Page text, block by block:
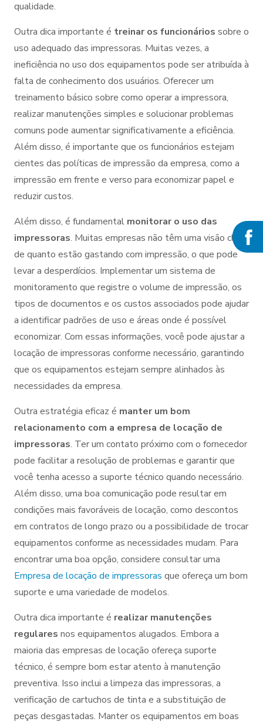
qualidade.
Outra dica importante é treinar os funcionários sobre o
uso adequado das impressoras. Muitas vezes, a
ineficiência no uso dos equipamentos pode ser atribuída à
falta de conhecimento dos usuários. Oferecer um
treinamento básico sobre como operar a impressora,
realizar manutenções simples e solucionar problemas
comuns pode aumentar significativamente a eficiência.
Além disso, é importante que os funcionários estejam
cientes das políticas de impressão da empresa, como a
impressão em frente e verso para economizar papel e
reduzir custos.
Além disso, é fundamental monitorar o uso das
impressoras. Muitas empresas não têm uma visão clara
de quanto estão gastando com impressão, o que pode
levar a desperdícios. Implementar um sistema de
monitoramento que registre o volume de impressão, os
tipos de documentos e os custos associados pode ajudar
a identificar padrões de uso e áreas onde é possível
economizar. Com essas informações, você pode ajustar a
locação de impressoras conforme necessário, garantindo
que os equipamentos estejam sempre alinhados às
necessidades da empresa.
Outra estratégia eficaz é manter um bom
relacionamento com a empresa de locação de
impressoras. Ter um contato próximo com o fornecedor
pode facilitar a resolução de problemas e garantir que
você tenha acesso a suporte técnico quando necessário.
Além disso, uma boa comunicação pode resultar em
condições mais favoráveis de locação, como descontos
em contratos de longo prazo ou a possibilidade de trocar
equipamentos conforme as necessidades mudam. Para
encontrar uma boa opção, considere consultar uma
Empresa de locação de impressoras que ofereça um bom
suporte e uma variedade de modelos.
Outra dica importante é realizar manutenções
regulares nos equipamentos alugados. Embora a
maioria das empresas de locação ofereça suporte
técnico, é sempre bom estar atento à manutenção
preventiva. Isso inclui a limpeza das impressoras, a
verificação de cartuchos de tinta e a substituição de
peças desgastadas. Manter os equipamentos em boas